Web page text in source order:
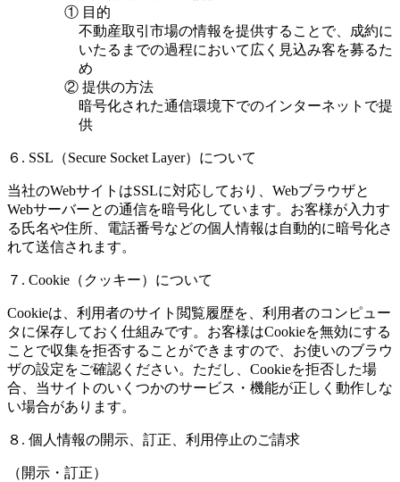
① 目的
不動産取引市場の情報を提供することで、成約に
いたるまでの過程において広く見込み客を募るた
め
② 提供の方法
暗号化された通信環境下でのインターネットで提
供
６. SSL（Secure Socket Layer）について
当社のWebサイトはSSLに対応しており、Webブラウザと
Webサーバーとの通信を暗号化しています。お客様が入力す
る氏名や住所、電話番号などの個人情報は自動的に暗号化さ
れて送信されます。
７. Cookie（クッキー）について
Cookieは、利用者のサイト閲覧履歴を、利用者のコンピュー
タに保存しておく仕組みです。お客様はCookieを無効にする
ことで収集を拒否することができますので、お使いのブラウ
ザの設定をご確認ください。ただし、Cookieを拒否した場
合、当サイトのいくつかのサービス・機能が正しく動作しな
い場合があります。
８. 個人情報の開示、訂正、利用停止のご請求
（開示・訂正）